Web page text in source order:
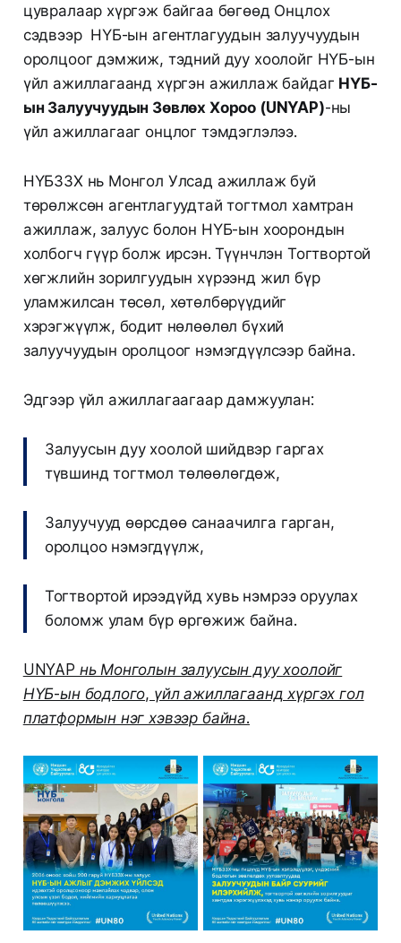
цувралаар хүргэж байгаа бөгөөд Онцлох
сэдвээр НҮБ-ын агентлагуудын залуучуудын
оролцоог дэмжиж, тэдний дуу хоолойг НҮБ-ын
үйл ажиллагаанд хүргэн ажиллаж байдаг НҮБ-
ын Залуучуудын Зөвлөх Хороо (UNYAP)-ны
үйл ажиллагааг онцлог тэмдэглэлээ.
НҮБЗЗХ нь Монгол Улсад ажиллаж буй
төрөлжсөн агентлагуудтай тогтмол хамтран
ажиллаж, залуус болон НҮБ-ын хоорондын
холбогч гүүр болж ирсэн. Түүнчлэн Тогтвортой
хөгжлийн зорилгуудын хүрээнд жил бүр
уламжилсан төсөл, хөтөлбөрүүдийг
хэрэгжүүлж, бодит нөлөөлөл бүхий
залуучуудын оролцоог нэмэгдүүлсээр байна.
Эдгээр үйл ажиллагаагаар дамжуулан:
Залуусын дуу хоолой шийдвэр гаргах
түвшинд тогтмол төлөөлөгдөж,
Залуучууд өөрсдөө санаачилга гарган,
оролцоо нэмэгдүүлж,
Тогтвортой ирээдүйд хувь нэмрээ оруулах
боломж улам бүр өргөжиж байна.
UNYAP нь Монголын залуусын дуу хоолойг
НҮБ-ын бодлого, үйл ажиллагаанд хүргэх гол
платформын нэг хэвээр байна.